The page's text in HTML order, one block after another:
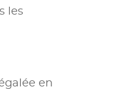
les
en